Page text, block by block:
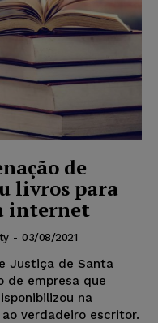
de
livros para
internet
- 03/08/2021
Justiça de Santa
de empresa que
na
verdadeiro escritor.